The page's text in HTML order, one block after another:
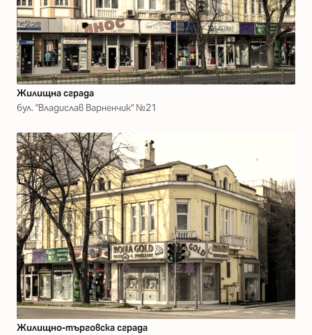
Жилищна сграда
бул. "Владислав Варненчик" №21
Жилищно-търговска сграда